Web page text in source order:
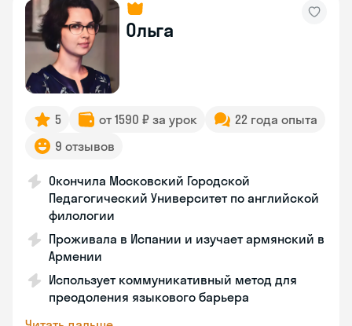
Ольга
5 от 1590 ₽ за урок
22 года опыта
9 отзывов
Окончила Московский Городской
Педагогический Университет по английской
филологии
Проживала в Испании и изучает армянский в
Армении
Использует коммуникативный метод для
преодоления языкового барьера